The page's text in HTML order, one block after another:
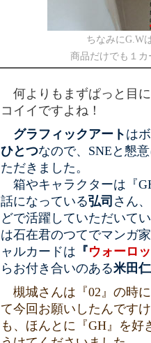
ちなみにG.W
商品だけでも１
何よりもまずぱっと目
コイイですよね！
グラフィックアート は
ひとつなので、SNEと懇
ただきました。
箱やキャラクターは『
話になっている弘司 さん
どで活躍していただいて
は石在君のつてでマンガ
ャルカードは 『ウォーロ
らお付き合いのある米田
槻城さんは『02』の時
て今回お願いしたんです
も、ほんとに『GH』を